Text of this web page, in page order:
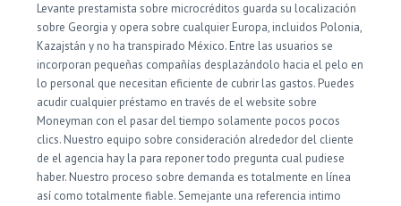
Levante prestamista sobre microcréditos guarda su localización
sobre Georgia y opera sobre cualquier Europa, incluidos Polonia,
Kazajstán y no ha transpirado México. Entre las usuarios se
incorporan pequeñas compañías desplazándolo hacia el pelo en
lo personal que necesitan eficiente de cubrir las gastos. Puedes
acudir cualquier préstamo en través de el website sobre
Moneyman con el pasar del tiempo solamente pocos pocos
clics. Nuestro equipo sobre consideración alrededor del cliente
de el agencia hay la para reponer todo pregunta cual pudiese
haber. Nuestro proceso sobre demanda es totalmente en línea
así­ como totalmente fiable. Semejante una referencia intimo